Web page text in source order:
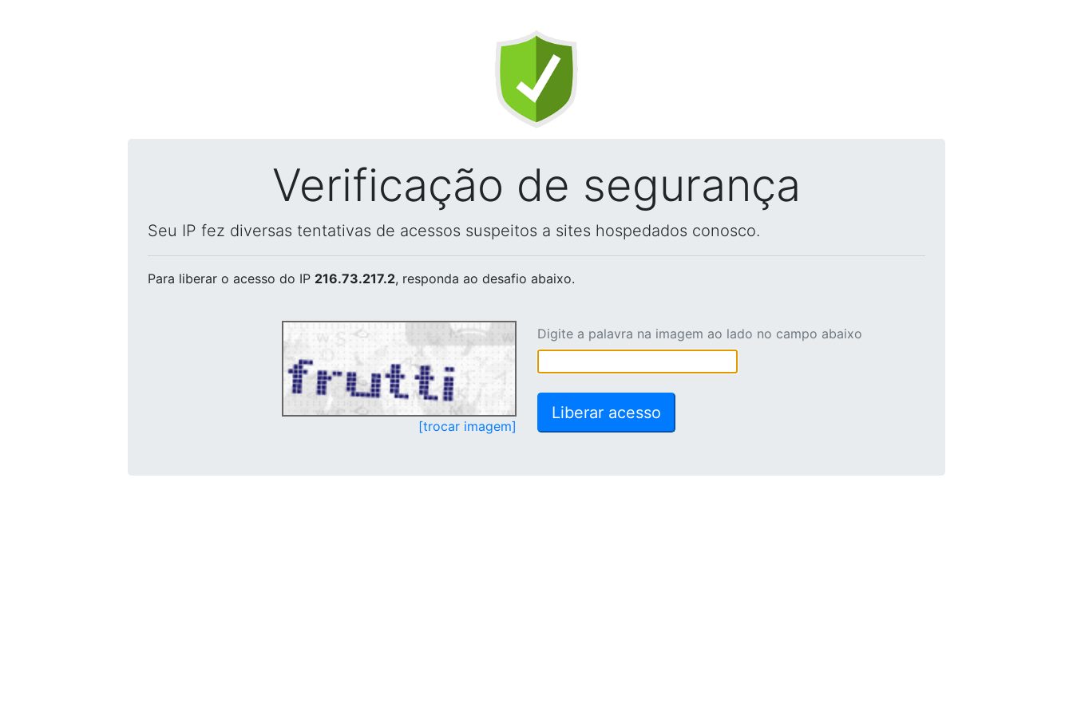
Verificação de segurança
Seu IP fez diversas tentativas de acessos suspeitos a sites hospedados conosco.
Para liberar o acesso do IP 216.73.217.2, responda ao desafio abaixo.
[trocar imagem]
Digite a palavra na imagem ao lado no campo abaixo